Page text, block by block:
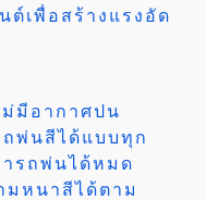
ต์เพื่อสร้างแรงอัด
ม่มีอากาศปน
พ่นสีได้แบบทุก
รถพ่นได้หมด
มหนาสีได้ตาม